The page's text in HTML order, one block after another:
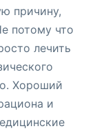
причину,
потому что
лечить
Хороший
и